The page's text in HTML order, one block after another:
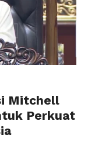
Mitchell
Perkuat